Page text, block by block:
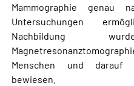
Mammographie genau
Untersuchungen
Nachbildung
Menschen und darauf
bewiesen.